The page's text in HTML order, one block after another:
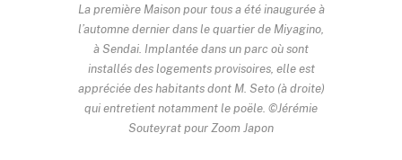
La première Maison pour tous a été inaugurée à
l’automne dernier dans le quartier de Miyagino,
à Sendai. Implantée dans un parc où sont
installés des logements provisoires, elle est
appréciée des habitants dont M. Seto (à droite)
qui entretient notamment le poële. ©Jérémie
Souteyrat pour Zoom Japon